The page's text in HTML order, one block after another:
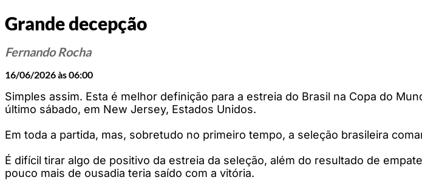
Grande decepção
Fernando Rocha
16/06/2026 às 06:00
Simples assim. Esta é melhor definição para a estreia do Brasil na Copa do
último sábado, em New Jersey, Estados Unidos.
Em toda a partida, mas, sobretudo no primeiro tempo, a seleção brasileira
É difícil tirar algo de positivo da estreia da seleção, além do resultado de
pouco mais de ousadia teria saído com a vitória.